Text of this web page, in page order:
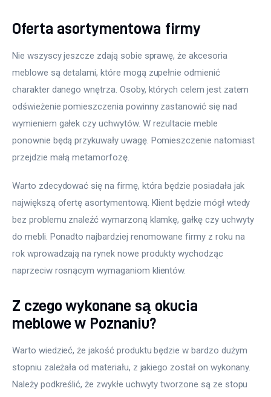
Oferta asortymentowa firmy
Nie wszyscy jeszcze zdają sobie sprawę, że akcesoria
meblowe są detalami, które mogą zupełnie odmienić
charakter danego wnętrza. Osoby, których celem jest zatem
odświeżenie pomieszczenia powinny zastanowić się nad
wymieniem gałek czy uchwytów. W rezultacie meble
ponownie będą przykuwały uwagę. Pomieszczenie natomiast
przejdzie małą metamorfozę.
Warto zdecydować się na firmę, która będzie posiadała jak
największą ofertę asortymentową. Klient będzie mógł wtedy
bez problemu znaleźć wymarzoną klamkę, gałkę czy uchwyty
do mebli. Ponadto najbardziej renomowane firmy z roku na
rok wprowadzają na rynek nowe produkty wychodząc
naprzeciw rosnącym wymaganiom klientów.
Z czego wykonane są okucia
meblowe w Poznaniu?
Warto wiedzieć, że jakość produktu będzie w bardzo dużym
stopniu zależała od materiału, z jakiego został on wykonany.
Należy podkreślić, że zwykłe uchwyty tworzone są ze stopu